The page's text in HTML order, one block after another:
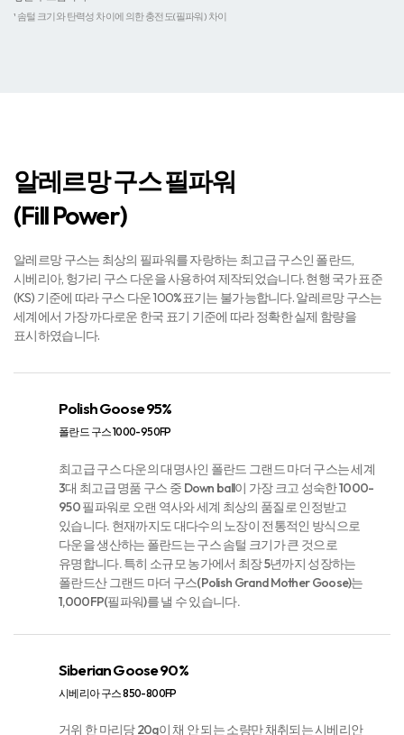
가볍게 사용할 수 있습니다. 다운볼이 클수록 필파워가 높아지며, 필파워가 높을수록
알레르망 구스 필파워
(Fill Power) ​
알레르망 구스는 최상의 필파워를 자랑하는 최고급 구스인 폴란드,
시베리아, 헝가리 구스 다운을 사용하여 제작되었습니다. 현행 국가 표준
(KS) 기준에 따라 구스 다운 100%표기는 불가능합니다. 알레르망 구스는
폴란드 구스 1000-950FP
최고급 구스 다운의 대명사인 폴란드 그랜드 마더 구스는 세계
3대 최고급 명품 구스 중 Down ball이 가장 크고 성숙한 1000-
950 필파워로 오랜 역사와 세계 최상의 품질로 인정받고
있습니다. 현재까지도 대다수의 노장이 전통적인 방식으로
다운을 생산하는 폴란드는 구스 솜털 크기가 큰 것으로
유명합니다. 특히 소규모 농가에서 최장 5년까지 성장하는